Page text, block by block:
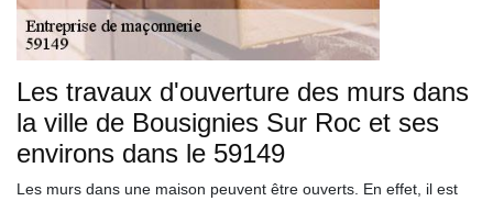
Les travaux d'ouverture des murs dans
la ville de Bousignies Sur Roc et ses
environs dans le 59149
Les murs dans une maison peuvent être ouverts. En effet, il est